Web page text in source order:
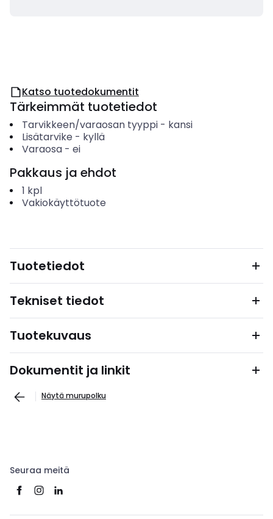
Katso tuotedokumentit
Tärkeimmät tuotetiedot
Tarvikkeen/varaosan tyyppi- kansi
Lisätarvike - kyllä
Varaosa- ei
Pakkaus ja ehdot
1 kpl
Vakiokäyttötuote
Tuotetiedot
Tekniset tiedot
Tuotekuvaus
Dokumentit ja linkit
Näytä murupolku
Seuraa meitä